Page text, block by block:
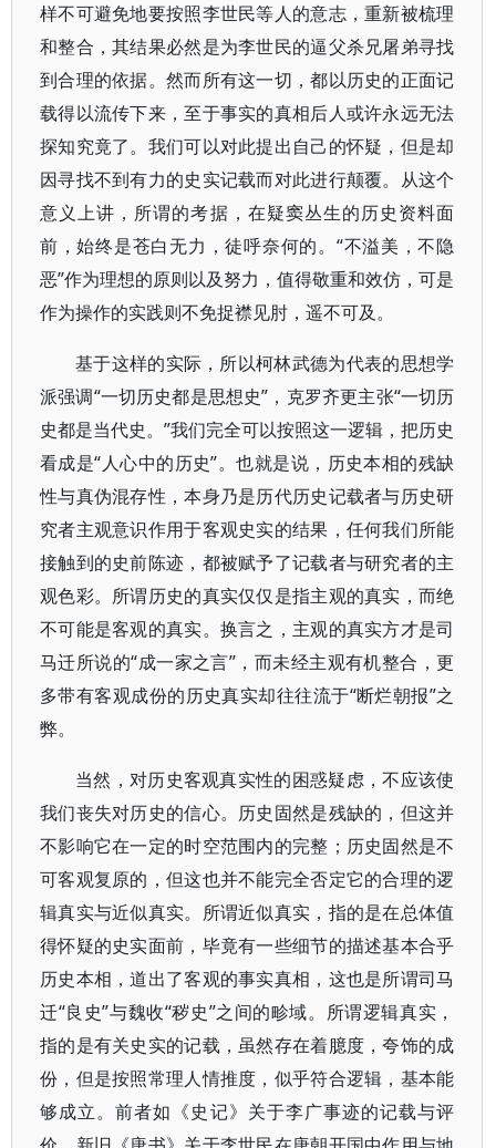
样不可避免地要按照李世民等人的意志，重新被梳理
和整合，其结果必然是为李世民的逼父杀兄屠弟寻找
到合理的依据。然而所有这一切，都以历史的正面记
载得以流传下来，至于事实的真相后人或许永远无法
探知究竟了。我们可以对此提出自己的怀疑，但是却
因寻找不到有力的史实记载而对此进行颠覆。从这个
意义上讲，所谓的考据，在疑窦丛生的历史资料面
前，始终是苍白无力，徒呼奈何的。“不溢美，不隐
恶”作为理想的原则以及努力，值得敬重和效仿，可是
作为操作的实践则不免捉襟见肘，遥不可及。
基于这样的实际，所以柯林武德为代表的思想学
派强调“一切历史都是思想史”，克罗齐更主张“一切历
史都是当代史。”我们完全可以按照这一逻辑，把历史
看成是“人心中的历史”。也就是说，历史本相的残缺
性与真伪混存性，本身乃是历代历史记载者与历史研
究者主观意识作用于客观史实的结果，任何我们所能
接触到的史前陈迹，都被赋予了记载者与研究者的主
观色彩。所谓历史的真实仅仅是指主观的真实，而绝
不可能是客观的真实。换言之，主观的真实方才是司
马迁所说的“成一家之言”，而未经主观有机整合，更
多带有客观成份的历史真实却往往流于“断烂朝报”之
弊。
当然，对历史客观真实性的困惑疑虑，不应该使
我们丧失对历史的信心。历史固然是残缺的，但这并
不影响它在一定的时空范围内的完整；历史固然是不
可客观复原的，但这也并不能完全否定它的合理的逻
辑真实与近似真实。所谓近似真实，指的是在总体值
得怀疑的史实面前，毕竟有一些细节的描述基本合乎
历史本相，道出了客观的事实真相，这也是所谓司马
迁“良史”与魏收“秽史”之间的畛域。所谓逻辑真实，
指的是有关史实的记载，虽然存在着臆度，夸饰的成
份，但是按照常理人情推度，似乎符合逻辑，基本能
够成立。前者如《史记》关于李广事迹的记载与评